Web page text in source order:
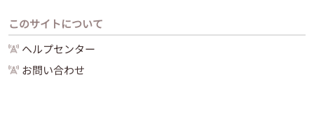
このサイトについて
ヘルプセンター
お問い合わせ